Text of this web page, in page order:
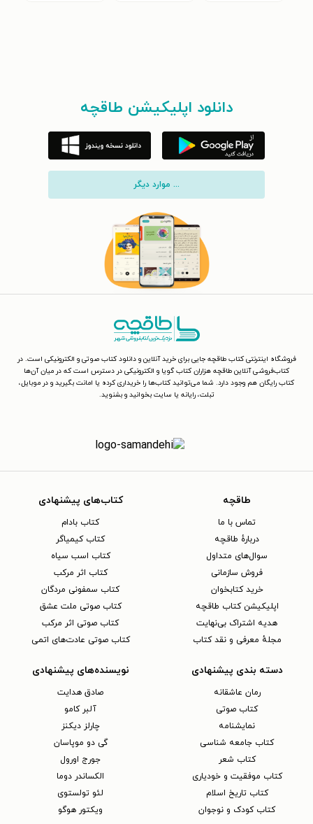
دانلود اپلیکیشن طاقچه
... موارد دیگر
فروشگاه اینترنتی کتاب طاقچه جایی برای خرید آنلاین و دانلود کتاب صوتی و الکترونیکی است. در
کتاب‌فروشی آنلاین طاقچه هزاران کتاب گویا و الکترونیکی در دسترس است که در میان آن‌ها
کتاب رایگان هم وجود دارد. شما می‌توانید کتاب‌ها را خریداری کرده یا امانت بگیرید و در موبایل،
تبلت، رایانه یا سایت بخوانید و بشنوید.
طاقچه
تماس با ما
دربارهٔ طاقچه
سوال‌های متداول
فروش سازمانی
خرید کتابخوان
اپلیکیشن کتاب طاقچه
هدیه اشتراک بی‌نهایت
مجلهٔ معرفی و نقد کتاب
کتاب‌های پیشنهادی
کتاب بادام
کتاب کیمیاگر
کتاب اسب سیاه
کتاب اثر مرکب
کتاب سمفونی مردگان
کتاب صوتی ملت عشق
کتاب صوتی اثر مرکب
کتاب صوتی عادت‌های اتمی
دسته بندی پیشنهادی
رمان عاشقانه
کتاب‌ صوتی
نمایشنامه
کتاب جامعه شناسی
کتاب شعر
کتاب موفقیت و خودیاری
کتاب تاریخ اسلام
کتاب کودک و نوجوان
نویسنده‌های پیشنهادی
صادق هدایت
آلبر کامو
چارلز دیکنز
گی دو موپاسان
جورج اورول
الکساندر دوما
لئو تولستوی
ویکتور هوگو